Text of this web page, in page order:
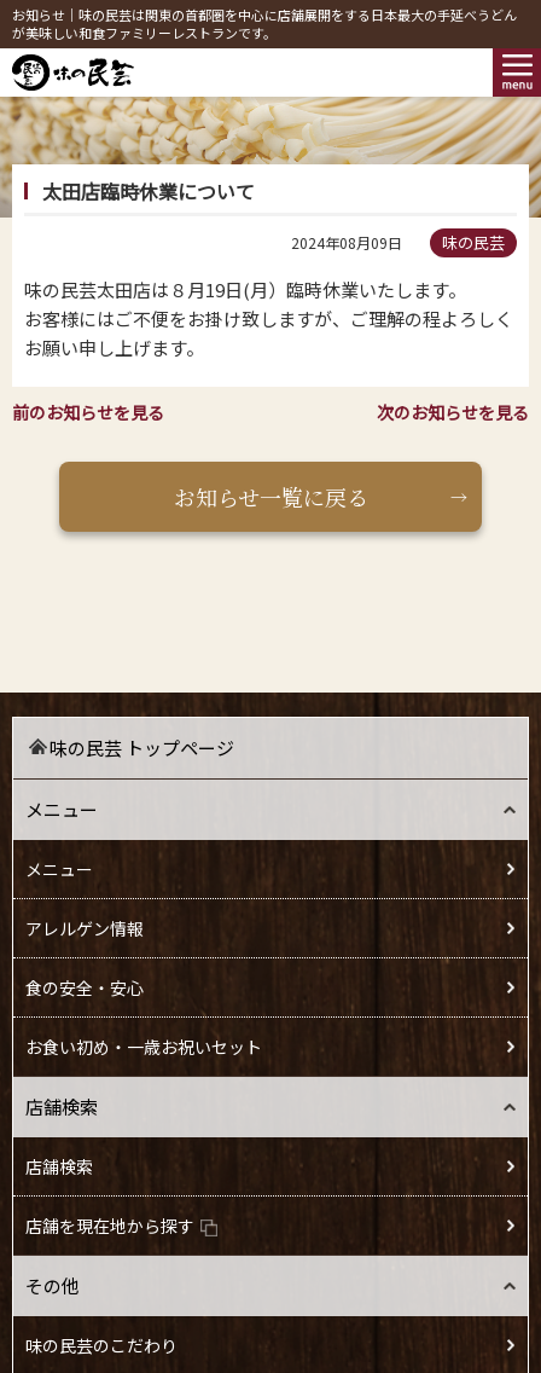
お知らせ｜味の民芸は関東の首都圏を中心に店舗展開をする日本最大の手延べうどん
が美味しい和食ファミリーレストランです。
太田店臨時休業について
2024年08月09日 味の民芸
味の民芸太田店は８月19日(月）臨時休業いたします。
お客様にはご不便をお掛け致しますが、ご理解の程よろしく
お願い申し上げます。
前のお知らせを見る 次のお知らせを見る
お知らせ一覧に戻る
味の民芸 トップページ
メニュー
メニュー
アレルゲン情報
食の安全・安心
お食い初め・一歳お祝いセット
店舗検索
店舗検索
店舗を現在地から探す
その他
味の民芸のこだわり